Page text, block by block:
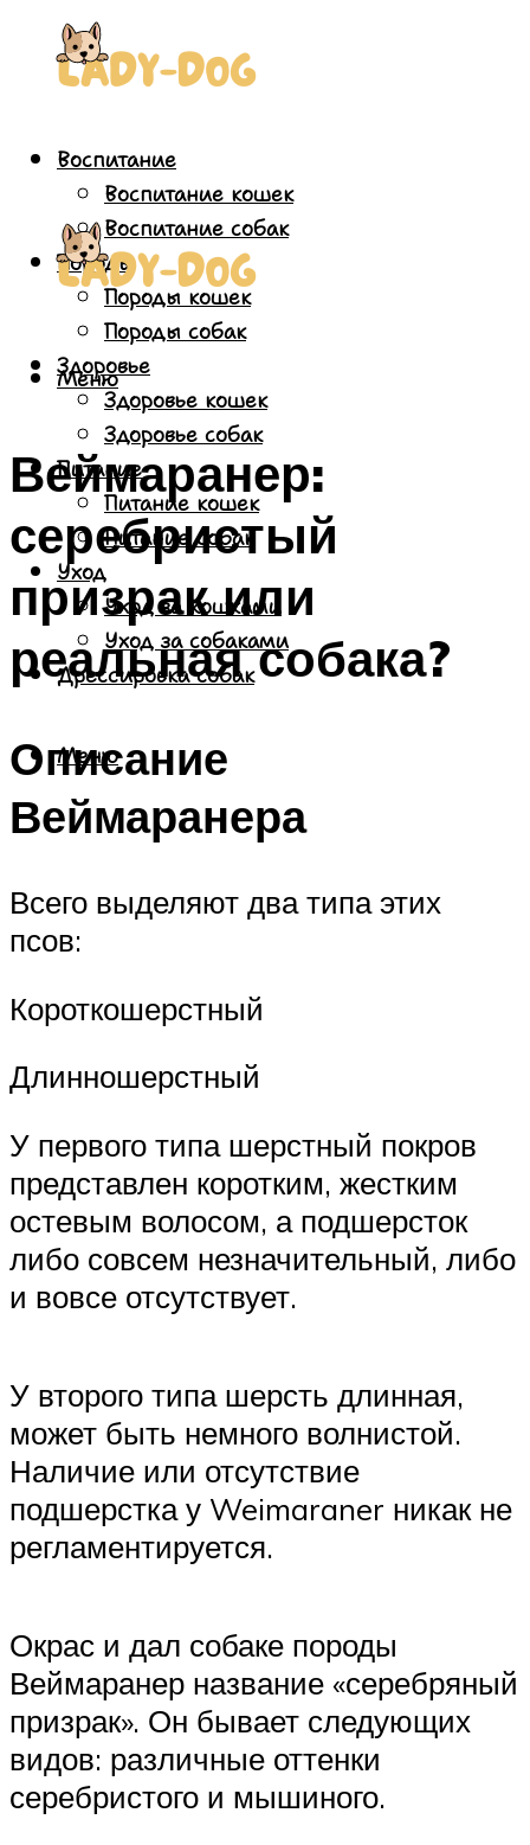
Воспитание
Воспитание кошек
Воспитание собак
Породы
Породы кошек
Породы собак
Здоровье
Здоровье кошек
Здоровье собак
Питание
Питание кошек
Питание собак
Уход
Уход за кошками
Уход за собаками
Дрессировка собак
Меню
Меню
Веймаранер:
серебристый
призрак или
реальная собака?
Описание
Веймаранера
Всего выделяют два типа этих
псов:
Короткошерстный
Длинношерстный
У первого типа шерстный покров
представлен коротким, жестким
остевым волосом, а подшерсток
либо совсем незначительный, либо
и вовсе отсутствует.
У второго типа шерсть длинная,
может быть немного волнистой.
Наличие или отсутствие
подшерстка у Weimaraner никак не
регламентируется.
Окрас и дал собаке породы
Веймаранер название «серебряный
призрак». Он бывает следующих
видов: различные оттенки
серебристого и мышиного.